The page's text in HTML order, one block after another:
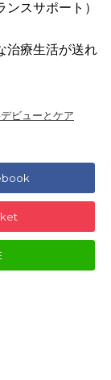
スサポート）
治療生活が送れ
ビューとケア